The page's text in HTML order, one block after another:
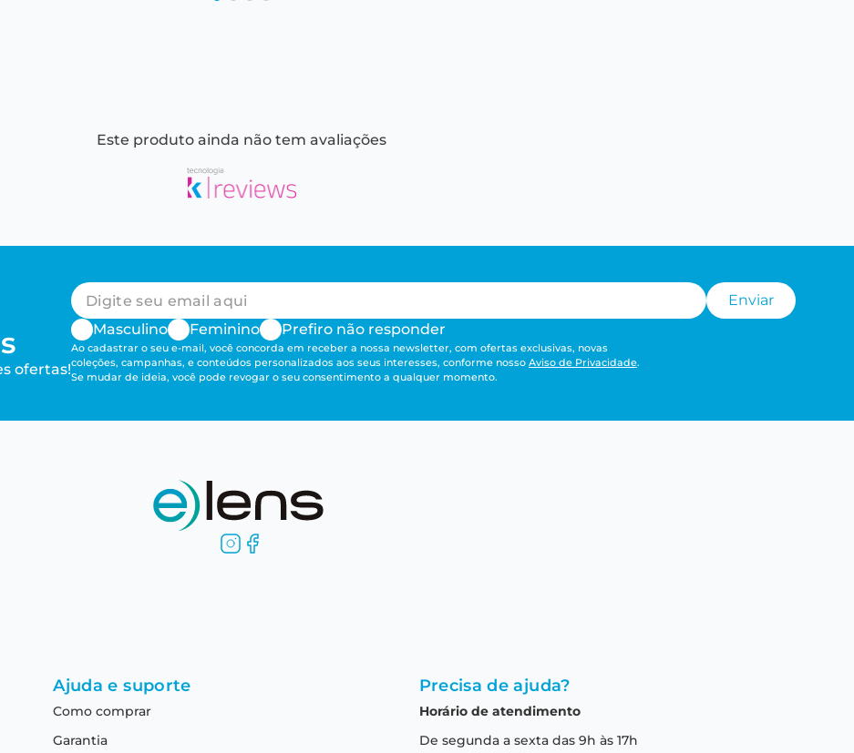
Este produto ainda não tem avaliações
ofertas!
Enviar
Masculino
Feminino Prefiro não responder
Ao cadastrar o seu e-mail, você concorda em receber a nossa newsletter, com ofertas exclusivas, novas
coleções, campanhas, e conteúdos personalizados aos seus interesses, conforme nosso Aviso de Privacidade.
Se mudar de ideia, você pode revogar o seu consentimento a qualquer momento.
Ajuda e suporte
Como comprar
Garantia
Precisa de ajuda?
Horário de atendimento
De segunda a sexta das 9h às 17h